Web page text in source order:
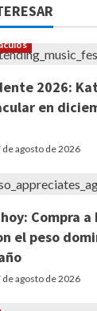
2026:
en
de agosto de 2026
Compra
el peso
de agosto de 2026